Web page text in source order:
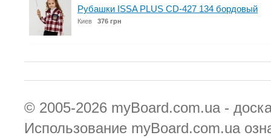
Рубашки ISSA PLUS CD-427 134 бордовый
Киев 376 грн
© 2005-2026 myBoard.com.ua -
Использование myBoard.com.ua